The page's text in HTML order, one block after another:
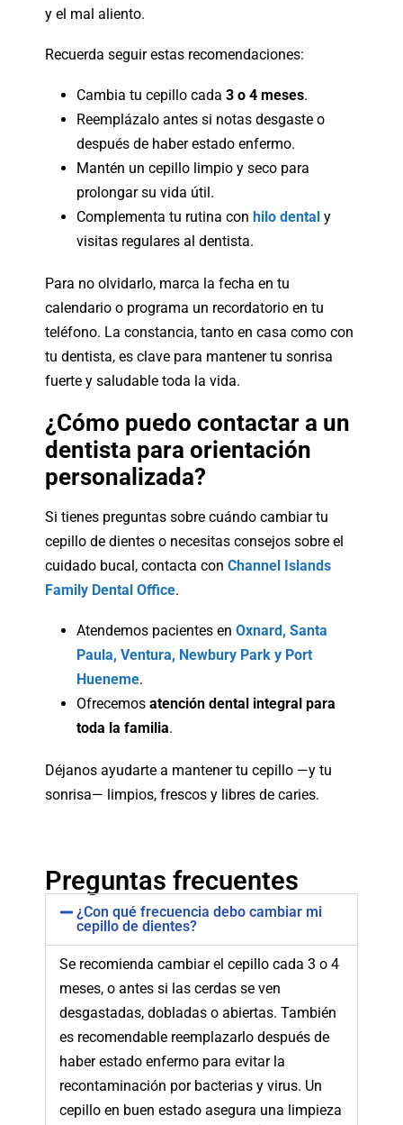
y el mal aliento.
Recuerda seguir estas recomendaciones:
Cambia tu cepillo cada 3 o 4 meses.
Reemplázalo antes si notas desgaste o
después de haber estado enfermo.
Mantén un cepillo limpio y seco para
prolongar su vida útil.
Complementa tu rutina con hilo dental y
visitas regulares al dentista.
Para no olvidarlo, marca la fecha en tu
calendario o programa un recordatorio en tu
teléfono. La constancia, tanto en casa como con
tu dentista, es clave para mantener tu sonrisa
fuerte y saludable toda la vida.
¿Cómo puedo contactar a un
dentista para orientación
personalizada?
Si tienes preguntas sobre cuándo cambiar tu
cepillo de dientes o necesitas consejos sobre el
cuidado bucal, contacta con Channel Islands
Family Dental Office.
Atendemos pacientes en Oxnard, Santa
Paula, Ventura, Newbury Park y Port
Hueneme.
Ofrecemos atención dental integral para
toda la familia.
Déjanos ayudarte a mantener tu cepillo —y tu
sonrisa— limpios, frescos y libres de caries.
Preguntas frecuentes
¿Con qué frecuencia debo cambiar mi
cepillo de dientes?
Se recomienda cambiar el cepillo cada 3 o 4
meses, o antes si las cerdas se ven
desgastadas, dobladas o abiertas. También
es recomendable reemplazarlo después de
haber estado enfermo para evitar la
recontaminación por bacterias y virus. Un
cepillo en buen estado asegura una limpieza